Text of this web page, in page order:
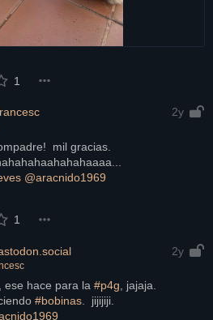
1
2y
mil gracias.
@aracnido1969
1
2y
ese hace para la #p4g, jajaja.
#bobinas.  jijijiji.